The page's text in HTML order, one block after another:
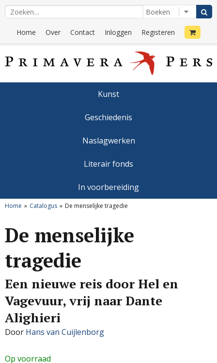
Home Over Contact Inloggen Registeren
Kunst
Geschiedenis
Naslagwerken
Literair fonds
In voorbereiding
Home Catalogus De menselijke tragedie
De menselijke
tragedie
Een nieuwe reis door Hel en
Vagevuur, vrij naar Dante
Alighieri
Door Hans van Cuijlenborg
Op voorraad